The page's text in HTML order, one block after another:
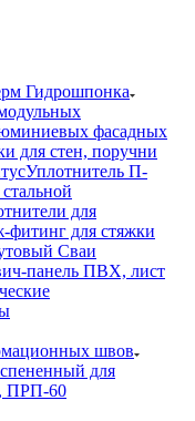
Гидрошпонка
фасадных
для стен, поручни
Уплотнитель П-
для
фитинг для стяжки
Сваи
панель ПВХ, лист
швов
для
ПРП-60